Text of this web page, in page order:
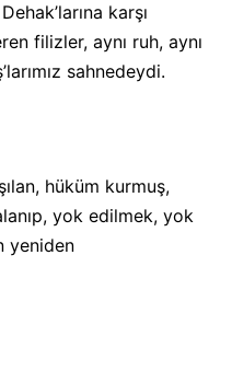
karşı
filizler, aynı ruh, aynı
sahnedeydi.
hüküm kurmuş,
yok edilmek, yok
yeniden